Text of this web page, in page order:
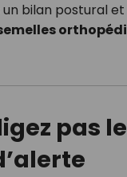
un bilan postural
pas